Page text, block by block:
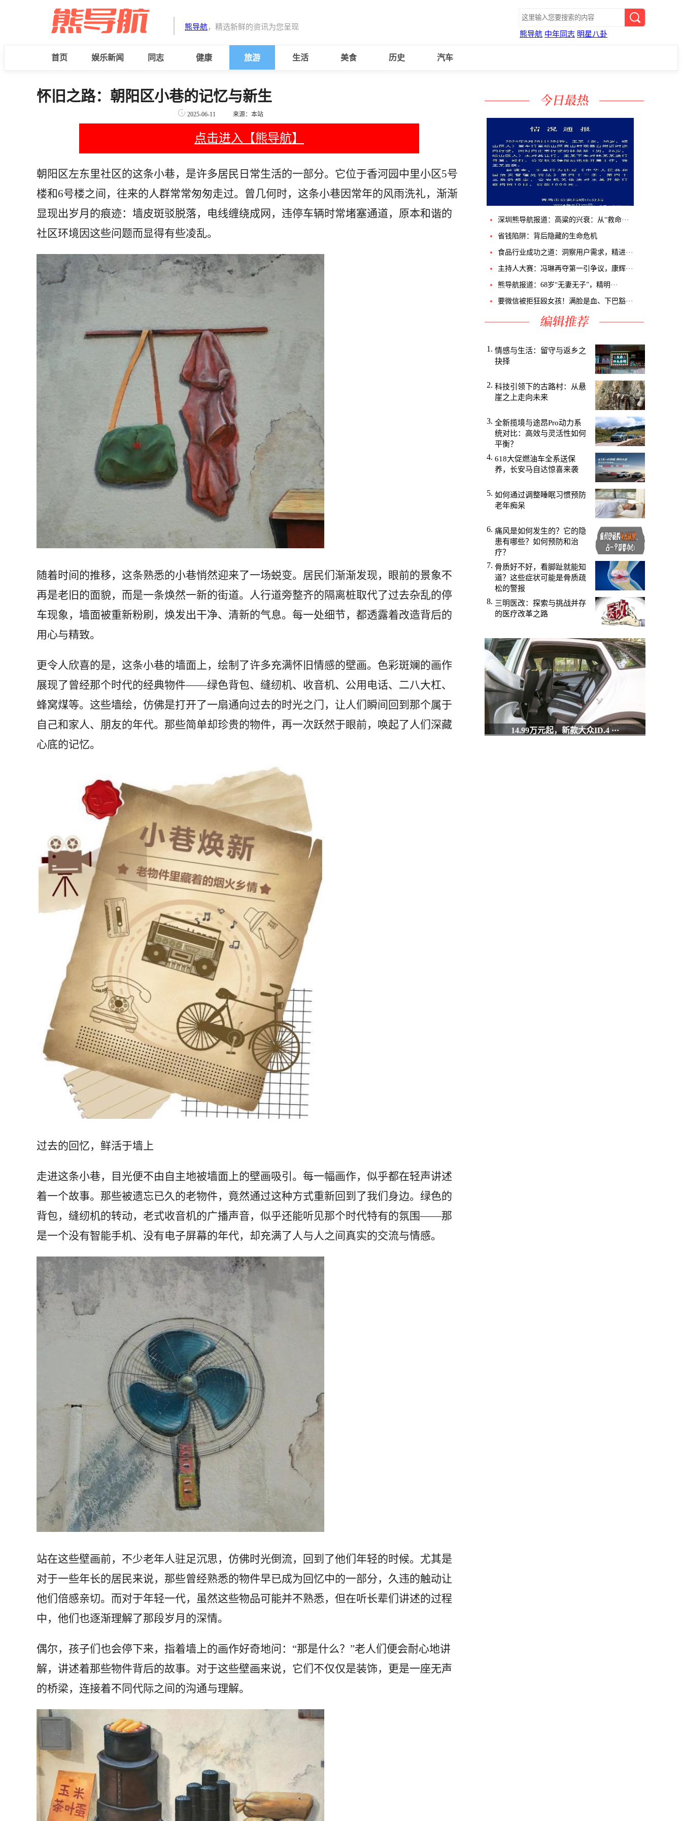
熊导航，精选新鲜的资讯为您呈现
熊导航 中年同志 明星八卦
首页 娱乐新闻 同志 健康 旅游 生活 美食 历史 汽车
深圳熊导航报道：高粱的兴衰：从“救命···
省钱陷阱：背后隐藏的生命危机
食品行业成功之道：洞察用户需求，精进···
主持人大赛：冯琳再夺第一引争议，康辉···
熊导航报道：68岁“无妻无子”，精明···
要微信被拒狂殴女孩！满脸是血、下巴豁···
情感与生活：留守与返乡之
抉择
科技引领下的古路村：从悬
崖之上走向未来
全新揽境与途昂Pro动力系
统对比：高效与灵活性如何
平衡？
618大促燃油车全系送保
养，长安马自达惊喜来袭
如何通过调整睡眠习惯预防
老年痴呆
痛风是如何发生的？它的隐
患有哪些？如何预防和治
疗？
骨质好不好，看脚趾就能知
道？这些症状可能是骨质疏
松的警报
三明医改：探索与挑战并存
的医疗改革之路
14.99万元起，新款大众ID.4 ···
怀旧之路：朝阳区小巷的记忆与新生
2025-06-11 来源：本站
点击进入【熊导航】
朝阳区左东里社区的这条小巷，是许多居民日常生活的一部分。它位于香河园中里小区5号
楼和6号楼之间，往来的人群常常匆匆走过。曾几何时，这条小巷因常年的风雨洗礼，渐渐
显现出岁月的痕迹：墙皮斑驳脱落，电线缠绕成网，违停车辆时常堵塞通道，原本和谐的
社区环境因这些问题而显得有些凌乱。
随着时间的推移，这条熟悉的小巷悄然迎来了一场蜕变。居民们渐渐发现，眼前的景象不
再是老旧的面貌，而是一条焕然一新的街道。人行道旁整齐的隔离桩取代了过去杂乱的停
车现象，墙面被重新粉刷，焕发出干净、清新的气息。每一处细节，都透露着改造背后的
用心与精致。
更令人欣喜的是，这条小巷的墙面上，绘制了许多充满怀旧情感的壁画。色彩斑斓的画作
展现了曾经那个时代的经典物件——绿色背包、缝纫机、收音机、公用电话、二八大杠、
蜂窝煤等。这些墙绘，仿佛是打开了一扇通向过去的时光之门，让人们瞬间回到那个属于
自己和家人、朋友的年代。那些简单却珍贵的物件，再一次跃然于眼前，唤起了人们深藏
心底的记忆。
过去的回忆，鲜活于墙上
走进这条小巷，目光便不由自主地被墙面上的壁画吸引。每一幅画作，似乎都在轻声讲述
着一个故事。那些被遗忘已久的老物件，竟然通过这种方式重新回到了我们身边。绿色的
背包，缝纫机的转动，老式收音机的广播声音，似乎还能听见那个时代特有的氛围——那
是一个没有智能手机、没有电子屏幕的年代，却充满了人与人之间真实的交流与情感。
站在这些壁画前，不少老年人驻足沉思，仿佛时光倒流，回到了他们年轻的时候。尤其是
对于一些年长的居民来说，那些曾经熟悉的物件早已成为回忆中的一部分，久违的触动让
他们倍感亲切。而对于年轻一代，虽然这些物品可能并不熟悉，但在听长辈们讲述的过程
中，他们也逐渐理解了那段岁月的深情。
偶尔，孩子们也会停下来，指着墙上的画作好奇地问：“那是什么？”老人们便会耐心地讲
解，讲述着那些物件背后的故事。对于这些壁画来说，它们不仅仅是装饰，更是一座无声
的桥梁，连接着不同代际之间的沟通与理解。